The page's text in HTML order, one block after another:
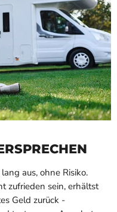
aus, ohne Risiko.
zufrieden sein, erhältst
Geld zurück -